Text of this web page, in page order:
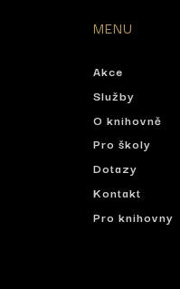
MENU
Akce
Služby
O knihovně
Pro školy
Dotazy
Kontakt
Pro knihovny